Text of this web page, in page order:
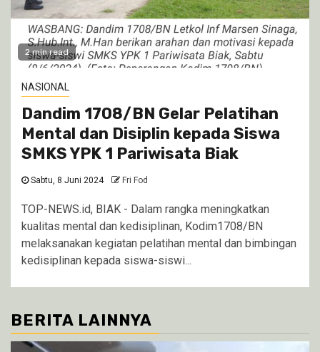
2 min read
NASIONAL
Dandim 1708/BN Gelar Pelatihan
Mental dan Disiplin kepada Siswa
SMKS YPK 1 Pariwisata Biak
Sabtu, 8 Juni 2024 Fri Fod
TOP-NEWS.id, BIAK - Dalam rangka meningkatkan
kualitas mental dan kedisiplinan, Kodim1708/BN
melaksanakan kegiatan pelatihan mental dan bimbingan
kedisiplinan kepada siswa-siswi...
BERITA LAINNYA